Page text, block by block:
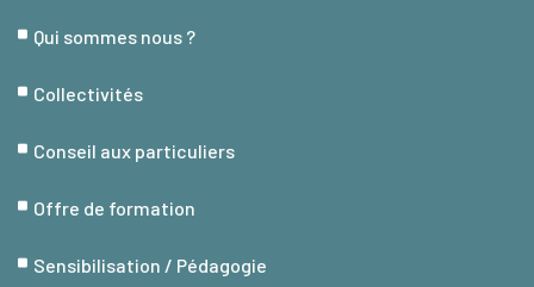
Qui sommes nous ?
Collectivités
Conseil aux particuliers
Offre de formation
Sensibilisation / Pédagogie